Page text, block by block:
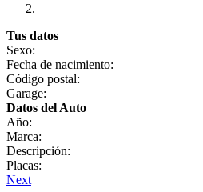
Tus datos
Sexo:
Fecha de nacimiento:
Código postal:
Garage:
Datos del Auto
Año:
Marca:
Descripción:
Placas:
Next